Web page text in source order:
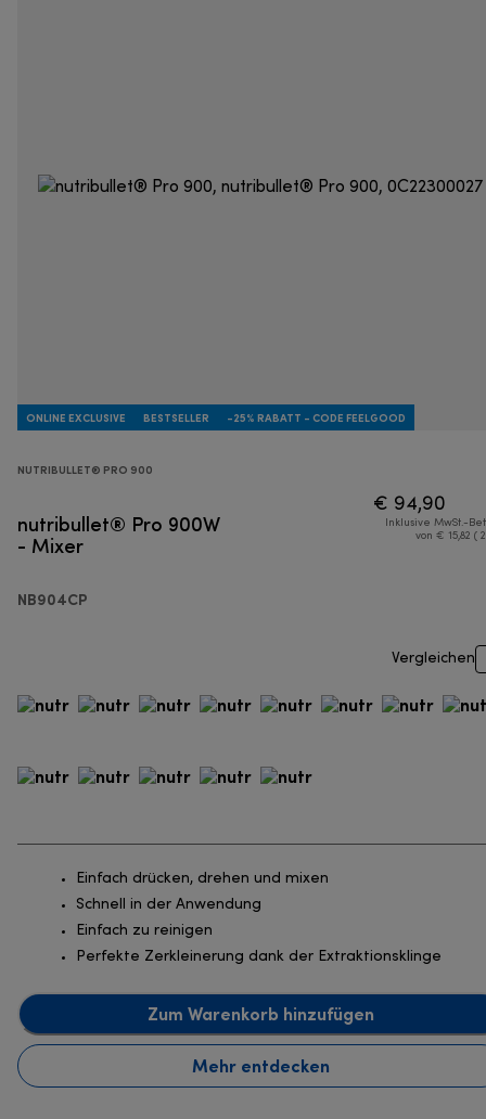
ONLINE EXCLUSIVE BESTSELLER -25% RABATT - CODE FEELGOOD
NUTRIBULLET® PRO 900
nutribullet® Pro 900W
- Mixer
NB904CP
€ 94,90
Inklusive MwSt.-
von € 15,82 (
Vergleichen
Einfach drücken, drehen und mixen
Schnell in der Anwendung
Einfach zu reinigen
Perfekte Zerkleinerung dank der Extraktionsklinge
Zum Warenkorb hinzufügen
Mehr entdecken